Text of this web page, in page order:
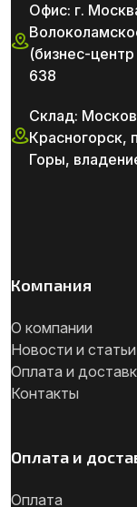
Офис: г.
(бизнес-
638
Склад:
Красногорск,
Горы,
Компания
О компании
Новости и статьи
Оплата и
Контакты
Оплата и
Оплата